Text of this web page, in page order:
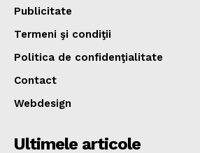
Publicitate
Termeni şi condiţii
Politica de confidenţialitate
Contact
Webdesign
Ultimele articole